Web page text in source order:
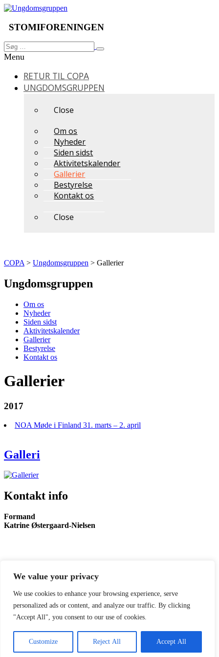
We value your privacy
We use cookies to enhance your browsing experience, serve
personalized ads or content, and analyze our traffic. By clicking
"Accept All", you consent to our use of cookies.
Customize Reject All Accept All
Videre
indhold
STOMIFORENINGEN
Søg
efter:
Søg
Menu
RETUR TIL COPA
UNGDOMSGRUPPEN
Close
Om os
Nyheder
Siden sidst
Aktivitetskalender
Gallerier
Bestyrelse
Kontakt os
Close
COPA > Ungdomsgruppen > Gallerier
Ungdomsgruppen
Om os
Nyheder
Siden sidst
Aktivitetskalender
Gallerier
Bestyrelse
Kontakt os
Gallerier
2017
NOA Møde i Finland 31. marts – 2. april
Galleri
Kontakt info
Formand
Katrine Østergaard-Nielsen
Ungdomsgruppen
Nyheder
Siden sidst
Aktivitetskalender
Gallerier
Kontakt os
Ungdomsgruppen Drevet af Huset Venture - Bureau277